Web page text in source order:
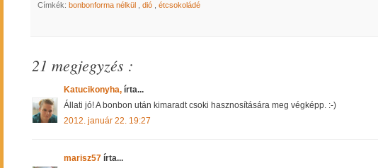
Címkék: bonbonforma nélkül , dió , étcsokoládé
21 megjegyzés :
Katucikonyha, írta...
Állati jó! A bonbon után kimaradt csoki hasznosítására meg végképp. :-)
2012. január 22. 19:27
marisz57 írta...